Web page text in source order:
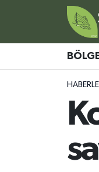
Bölge
Ekonomi
Şırnak
Şirnak
Şırnak Trafik
Süper Lig